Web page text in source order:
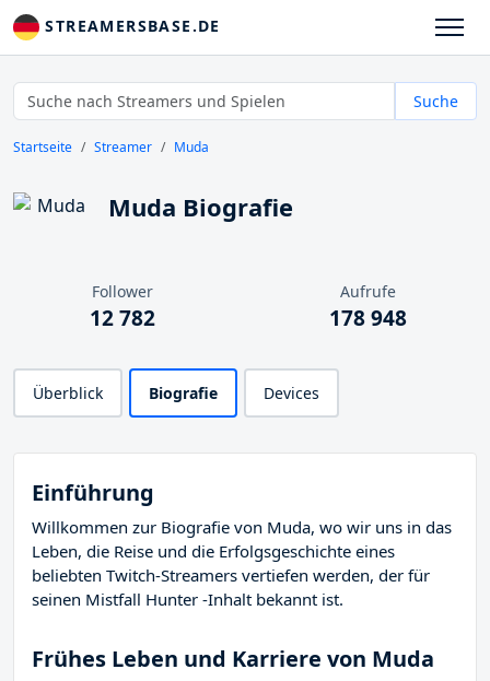
STREAMERSBASE.DE
Suche
Startseite Streamer Muda
Muda Biografie
Follower
12 782
Aufrufe
178 948
Überblick Biografie Devices
Einführung
Willkommen zur Biografie von Muda, wo wir uns in das
Leben, die Reise und die Erfolgsgeschichte eines
beliebten Twitch-Streamers vertiefen werden, der für
seinen Mistfall Hunter -Inhalt bekannt ist.
Frühes Leben und Karriere von Muda